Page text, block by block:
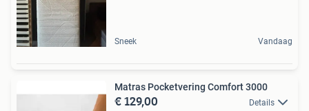
Sneek Vandaag
Matras Pocketvering Comfort 3000
€ 129,00 Details